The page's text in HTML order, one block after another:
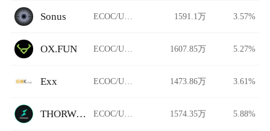
Sonus ECOC/USDT 1591.1万 3.57%
OX.FUN ECOC/USDT 1607.85万 5.27%
Exx ECOC/USDT 1473.86万 3.61%
THORWallet DEX ECOC/USDT 1574.35万 5.88%